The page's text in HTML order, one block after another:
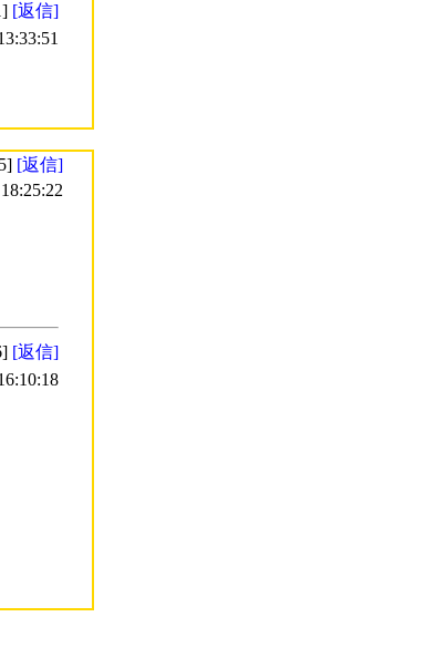
[返信]
[返信]
[返信]